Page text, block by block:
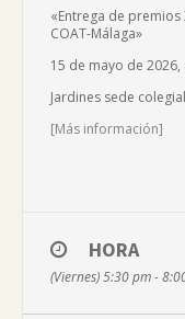
«Entrega de premios
COAT-Málaga»
15 de mayo de 2026,
Jardines sede
[Más información]
HORA
(Viernes) 5:30 pm -